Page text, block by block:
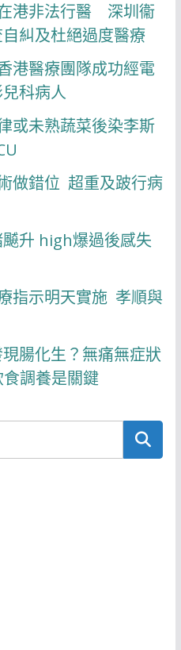
港非法行醫 深圳衞
糾及杜絕過度醫療
港醫療團隊成功經電
科病人
或未熟蔬菜後染李斯
做錯位 超重及跛行病
升 high爆過後感失
指示明天實施 孝順與
現腸化生？無痛無症狀
調養是關鍵